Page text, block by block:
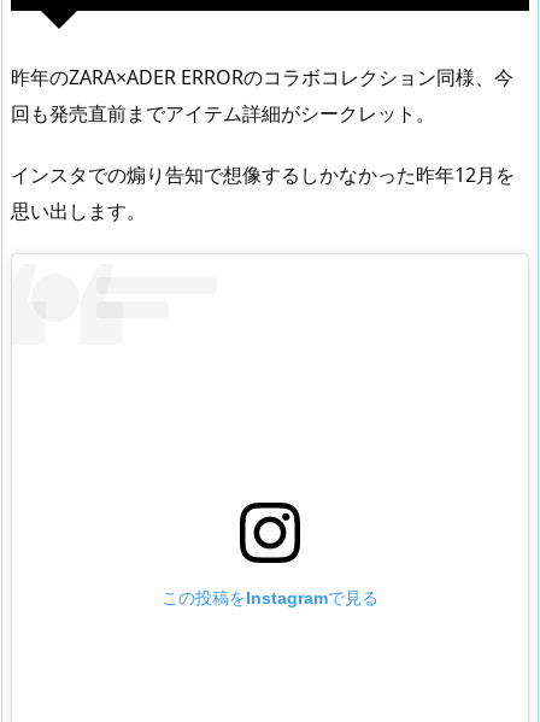
昨年のZARA×ADER ERRORのコラボコレクション同様、今
回も発売直前までアイテム詳細がシークレット。
インスタでの煽り告知で想像するしかなかった昨年12月を
思い出します。
この投稿をInstagramで見る